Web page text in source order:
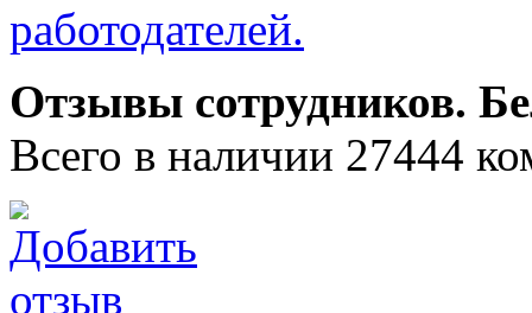
Отзывы сотрудников.
Всего в наличии 27444